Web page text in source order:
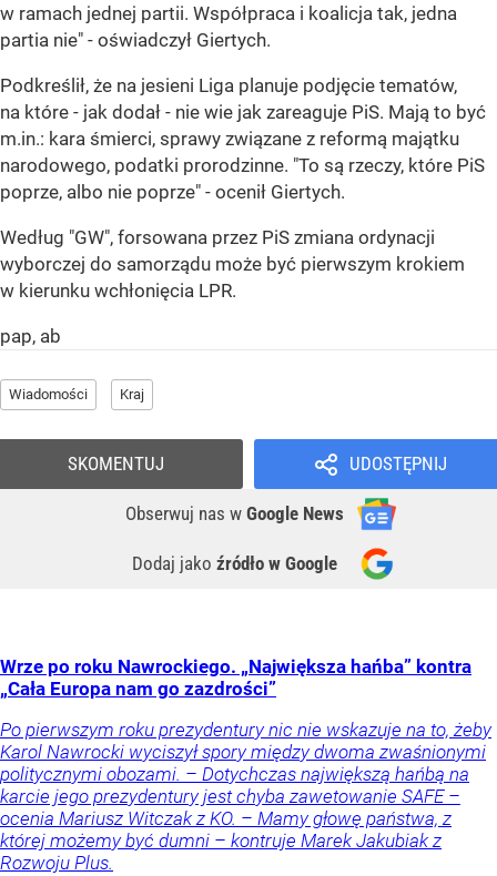
w ramach jednej partii. Współpraca i koalicja tak, jedna
partia nie" - oświadczył Giertych.
Podkreślił, że na jesieni Liga planuje podjęcie tematów,
na które - jak dodał - nie wie jak zareaguje PiS. Mają to być
m.in.: kara śmierci, sprawy związane z reformą majątku
narodowego, podatki prorodzinne. "To są rzeczy, które PiS
poprze, albo nie poprze" - ocenił Giertych.
Według "GW", forsowana przez PiS zmiana ordynacji
wyborczej do samorządu może być pierwszym krokiem
w kierunku wchłonięcia LPR.
pap, ab
Wiadomości Kraj
UDOSTĘPNIJ
Obserwuj nas w Google News
Dodaj jako źródło w Google
SKOMENTUJ
Wrze po roku Nawrockiego. „Największa hańba” kontra
„Cała Europa nam go zazdrości”
Po pierwszym roku prezydentury nic nie wskazuje na to, żeby
Karol Nawrocki wyciszył spory między dwoma zwaśnionymi
politycznymi obozami. – Dotychczas największą hańbą na
karcie jego prezydentury jest chyba zawetowanie SAFE –
ocenia Mariusz Witczak z KO. – Mamy głowę państwa, z
której możemy być dumni – kontruje Marek Jakubiak z
Rozwoju Plus.